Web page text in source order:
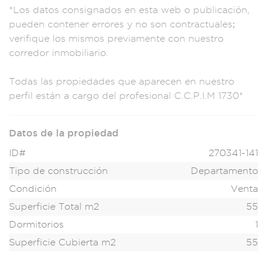
*Los datos consignados en esta web o pub licación,
pueden contener errores y no son contractuales;
verifique los mismos previamente con nuestro
corredor inmobiliario.
Todas las propiedades que aparecen en nuestro
perfil están a cargo del profesional C.C.P.I.M 1730*
Datos de la propiedad
ID#
270341-141
Tipo de construcción
Departamento
Condición
Venta
Superficie Total m2
55
Dormitorios
1
Superficie Cubierta m2
55